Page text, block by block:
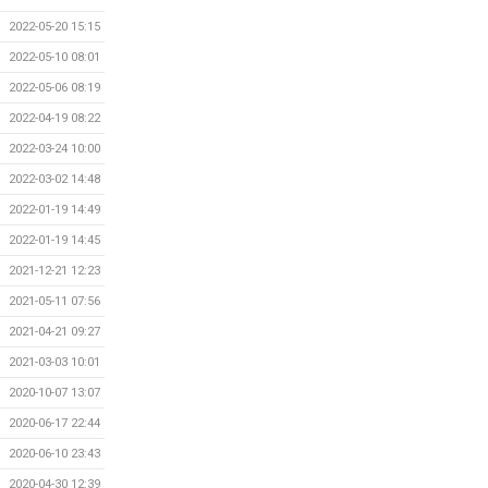
2022-05-20 15:15
2022-05-10 08:01
2022-05-06 08:19
2022-04-19 08:22
2022-03-24 10:00
2022-03-02 14:48
2022-01-19 14:49
2022-01-19 14:45
2021-12-21 12:23
2021-05-11 07:56
2021-04-21 09:27
2021-03-03 10:01
2020-10-07 13:07
2020-06-17 22:44
2020-06-10 23:43
2020-04-30 12:39